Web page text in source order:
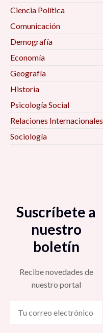
Ciencia Política
Comunicación
Demografía
Economía
Geografía
Historia
Psicología Social
Relaciones Internacionales
Sociología
Suscríbete a
nuestro
boletín
Recibe novedades de
nuestro portal